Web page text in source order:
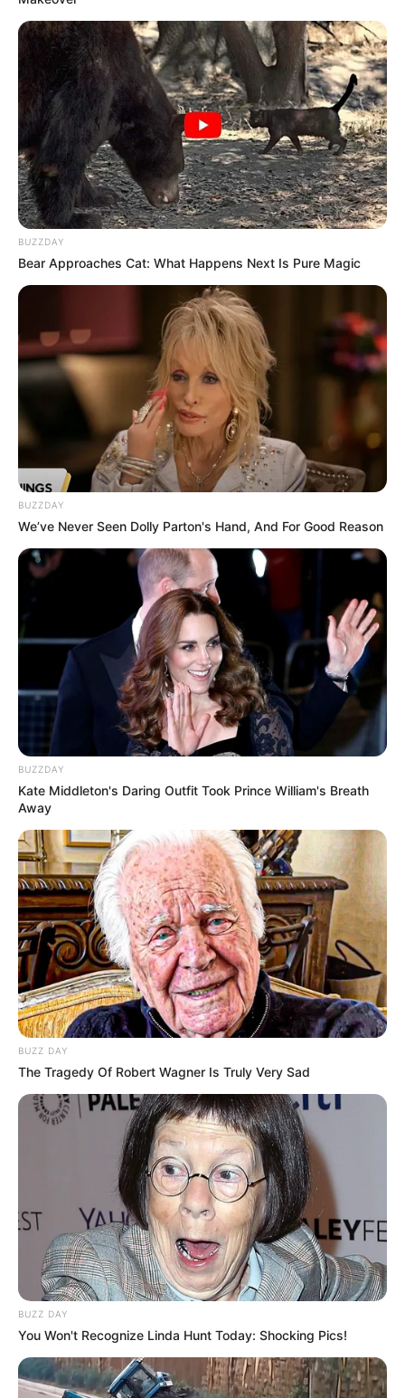
BUZZDAY
Bear Approaches Cat: What Happens Next Is Pure Magic
BUZZDAY
We’ve Never Seen Dolly Parton's Hand, And For Good Reason
BUZZDAY
Kate Middleton's Daring Outfit Took Prince William's Breath
Away
BUZZ DAY
The Tragedy Of Robert Wagner Is Truly Very Sad
BUZZ DAY
You Won't Recognize Linda Hunt Today: Shocking Pics!